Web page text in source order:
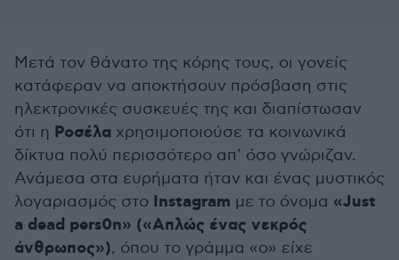
Μετά τον θάνατο της κόρης τους, οι γονείς
κατάφεραν να αποκτήσουν πρόσβαση στις
ηλεκτρονικές συσκευές της και διαπίστωσαν
ότι η Ροσέλα χρησιμοποιούσε τα κοινωνικά
δίκτυα πολύ περισσότερο απ’ όσο γνώριζαν.
Ανάμεσα στα ευρήματα ήταν και ένας μυστικός
λογαριασμός στο Instagram με το όνομα «Just
a dead pers0n» («Απλώς ένας νεκρός
άνθρωπος»), όπου το γράμμα «ο» είχε